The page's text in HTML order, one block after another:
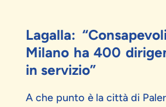
Lagalla:
Milano ha 400
in servizio”
A che punto è la città di